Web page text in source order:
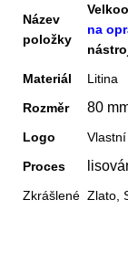
Název
položky
na
Materiál
Litina
Rozměr
80
Logo
Proces
Zkrášlené Zlato,